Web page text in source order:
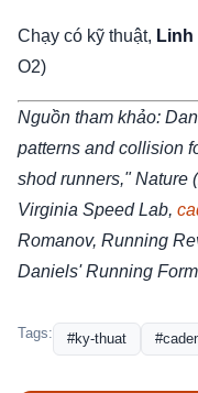
Chạy có kỹ thuật, Linh
O2)
Nguồn tham khảo:
patterns and collision
shod runners," Nature
Virginia Speed Lab,
Romanov, Running
Daniels' Running
Tags: #ky-thuat